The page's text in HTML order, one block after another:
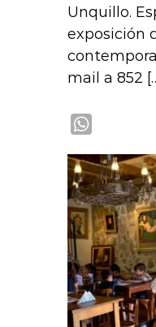
Unquillo.
exposición
mail a 852
a
t
s
A
p
p